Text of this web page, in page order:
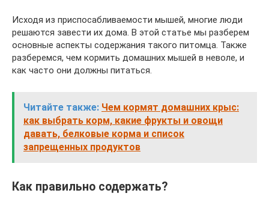
Исходя из приспосабливаемости мышей, многие люди
решаются завести их дома. В этой статье мы разберем
основные аспекты содержания такого питомца. Также
разберемся, чем кормить домашних мышей в неволе, и
как часто они должны питаться.
Читайте также: Чем кормят домашних крыс:
как выбрать корм, какие фрукты и овощи
давать, белковые корма и список
запрещенных продуктов
Как правильно содержать?